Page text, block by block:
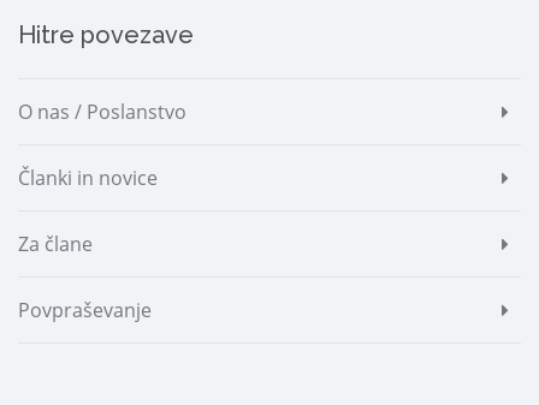
Hitre povezave
O nas / Poslanstvo
Članki in novice
Za člane
Povpraševanje